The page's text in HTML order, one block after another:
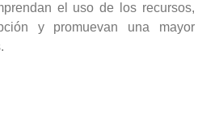
el uso de los recursos,
y promuevan una mayor